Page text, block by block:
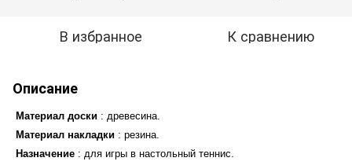
В избранное К сравнению
Описание
Материал доски : древесина.
Материал накладки : резина.
Назначение : для игры в настольный теннис.